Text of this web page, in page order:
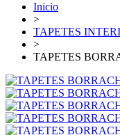
Inicio
>
TAPETES
>
TAPETES